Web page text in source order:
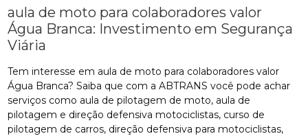
aula de moto para colaboradores valor
Água Branca: Investimento em Segurança
Viária
Tem interesse em aula de moto para colaboradores valor
Água Branca? Saiba que com a ABTRANS você pode achar
serviços como aula de pilotagem de moto, aula de
pilotagem e direção defensiva motociclistas, curso de
pilotagem de carros, direção defensiva para motociclistas,